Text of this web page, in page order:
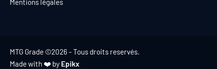
Mentions légales
MTG Grade ©2026 - Tous droits reservés.
Made with ❤️ by Epikx